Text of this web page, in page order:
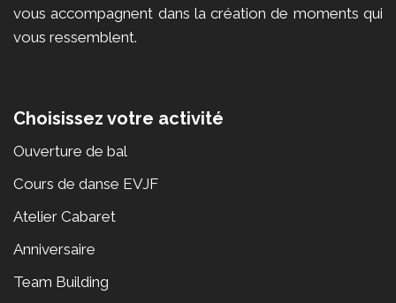
vous accompagnent dans la création de moments qui
vous ressemblent.
Choisissez votre activité
Ouverture de bal
Cours de danse EVJF
Atelier Cabaret
Anniversaire
Team Building